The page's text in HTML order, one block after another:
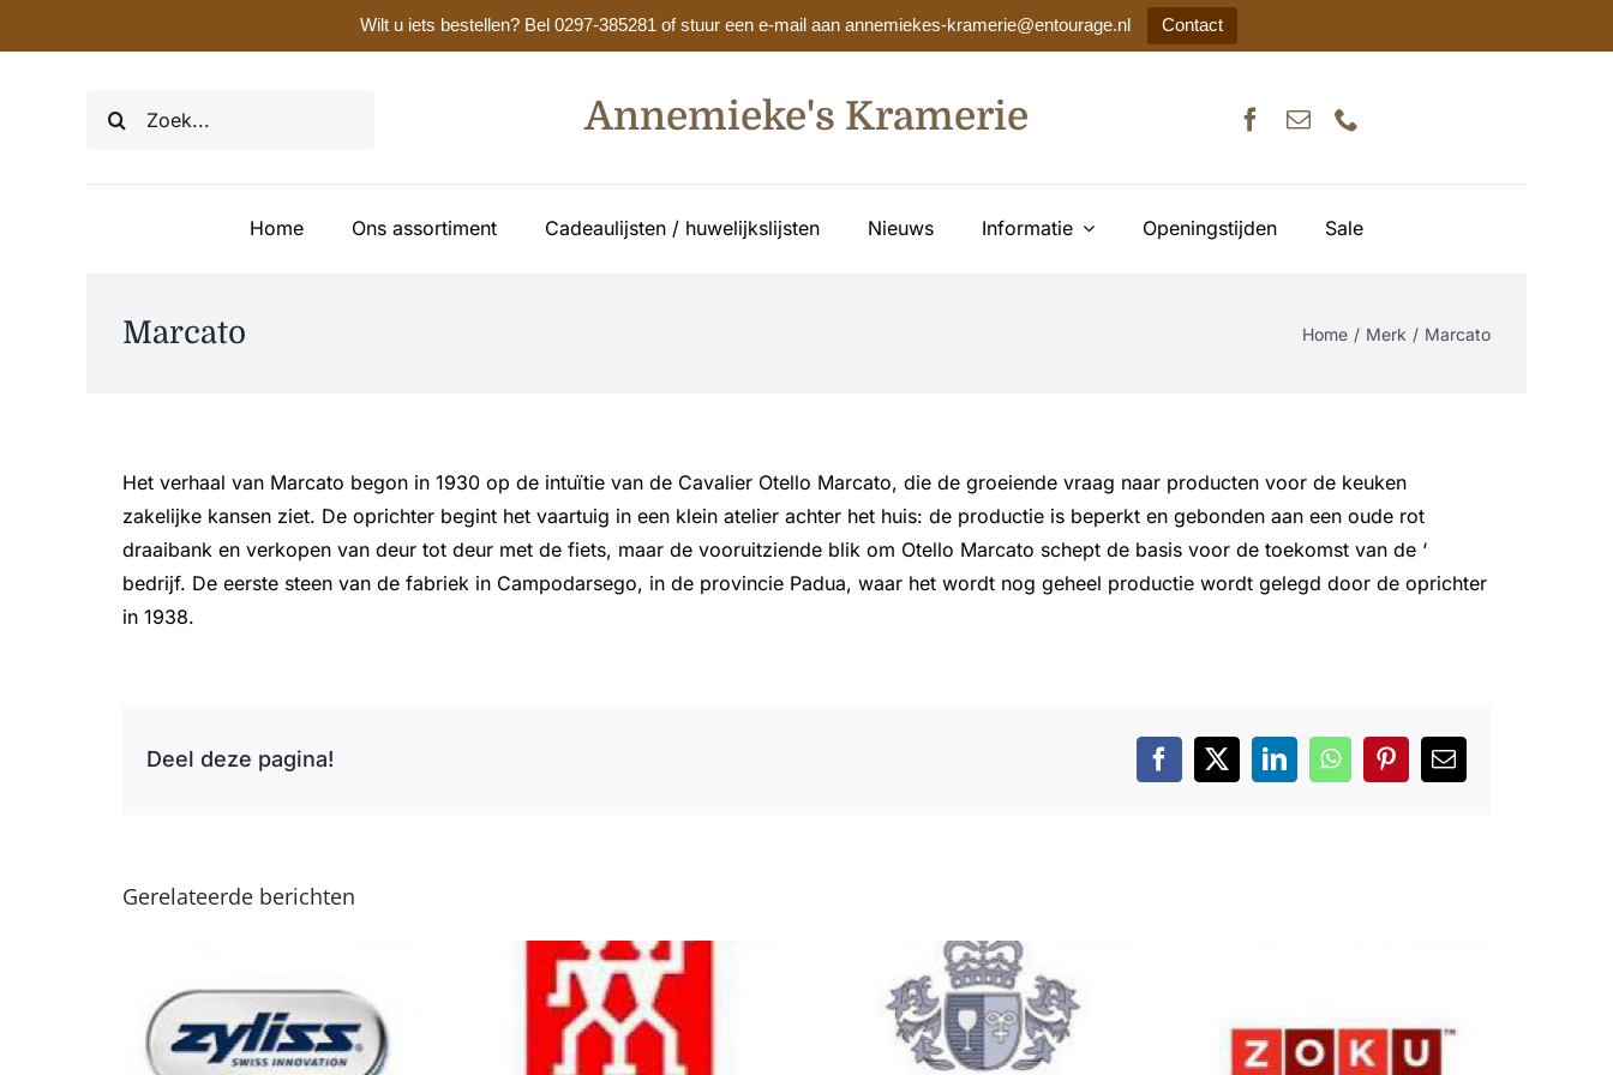
Wilt u iets bestellen? Bel 0297-385281 of stuur een e-mail aan annemiekes-kramerie@entourage.nl Contact
naar:
Annemieke's Kramerie
Home Ons assortiment Cadeaulijsten / huwelijkslijsten Nieuws Informatie Openingstijden Sale
Marcato Home Merk Marcato
Het verhaal van Marcato begon in 1930 op de intuïtie van de Cavalier Otello Marcato, die de groeiende vraag naar producten voor de keuken
zakelijke kansen ziet. De oprichter begint het vaartuig in een klein atelier achter het huis: de productie is beperkt en gebonden aan een oude rot
draaibank en verkopen van deur tot deur met de fiets, maar de vooruitziende blik om Otello Marcato schept de basis voor de toekomst van de ‘
bedrijf. De eerste steen van de fabriek in Campodarsego, in de provincie Padua, waar het wordt nog geheel productie wordt gelegd door de oprichter
in 1938.
Deel deze pagina! Facebook
X LinkedInWhatsAppPinterest
E-
Gerelateerde berichten